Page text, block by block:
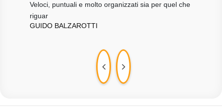
Veloci, puntuali e molto organizzati sia per quel che
riguar
GUIDO BALZAROTTI